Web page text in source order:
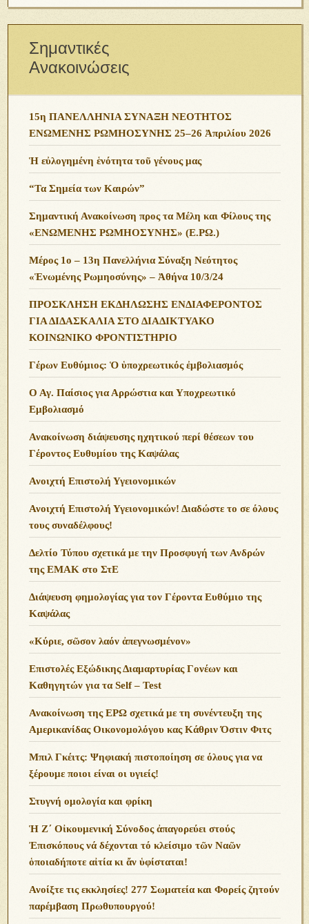
Σημαντικές
Ανακοινώσεις
15η ΠΑΝΕΛΛΗΝΙΑ ΣΥΝΑΞΗ ΝΕΟΤΗΤΟΣ
ΕΝΩΜΕΝΗΣ ΡΩΜΗΟΣΥΝΗΣ 25–26 Ἀπριλίου 2026
Ἡ εὐλογημένη ἑνότητα τοῦ γένους μας
“Τα Σημεία των Καιρών”
Σημαντική Ανακοίνωση προς τα Μέλη και Φίλους της
«ΕΝΩΜΕΝΗΣ ΡΩΜΗΟΣΥΝΗΣ» (Ε.ΡΩ.)
Μέρος 1ο – 13η Πανελλήνια Σύναξη Νεότητος
«Ἑνωμένης Ρωμηοσύνης» – Ἀθήνα 10/3/24
ΠΡΟΣΚΛΗΣΗ ΕΚΔΗΛΩΣΗΣ ΕΝΔΙΑΦΕΡΟΝΤΟΣ
ΓΙΑ ΔΙΔΑΣΚΑΛΙΑ ΣΤΟ ΔΙΑΔΙΚΤΥΑΚΟ
ΚΟΙΝΩΝΙΚΟ ΦΡΟΝΤΙΣΤΗΡΙΟ
Γέρων Ευθύμιος: Ὁ ὑποχρεωτικός ἐμβολιασμός
Ο Αγ. Παίσιος για Αρρώστια και Υποχρεωτικό
Εμβολιασμό
Ανακοίνωση διάψευσης ηχητικού περί θέσεων του
Γέροντος Ευθυμίου της Καψάλας
Ανοιχτή Επιστολή Υγειονομικών
Ανοιχτή Επιστολή Υγειονομικών! Διαδώστε το σε όλους
τους συναδέλφους!
Δελτίο Τύπου σχετικά με την Προσφυγή των Ανδρών
της ΕΜΑΚ στο ΣτΕ
Διάψευση φημολογίας για τον Γέροντα Ευθύμιο της
Καψάλας
«Κύριε, σῶσον λαόν ἀπεγνωσμένον»
Επιστολές Εξώδικης Διαμαρτυρίας Γονέων και
Καθηγητών για τα Self – Test
Ανακοίνωση της ΕΡΩ σχετικά με τη συνέντευξη της
Αμερικανίδας Οικονομολόγου κας Κάθριν Όστιν Φιτς
Μπιλ Γκέιτς: Ψηφιακή πιστοποίηση σε όλους για να
ξέρουμε ποιοι είναι οι υγιείς!
Στυγνή ομολογία και φρίκη
Ἡ Ζ΄ Οἰκουμενική Σύνοδος ἀπαγορεύει στούς
Ἐπισκόπους νά δέχονται τό κλείσιμο τῶν Ναῶν
ὁποιαδήποτε αἰτία κι ἄν ὑφίσταται!
Ανoίξτε τις εκκλησίες! 277 Σωματεία και Φορείς ζητούν
παρέμβαση Πρωθυπουργού!